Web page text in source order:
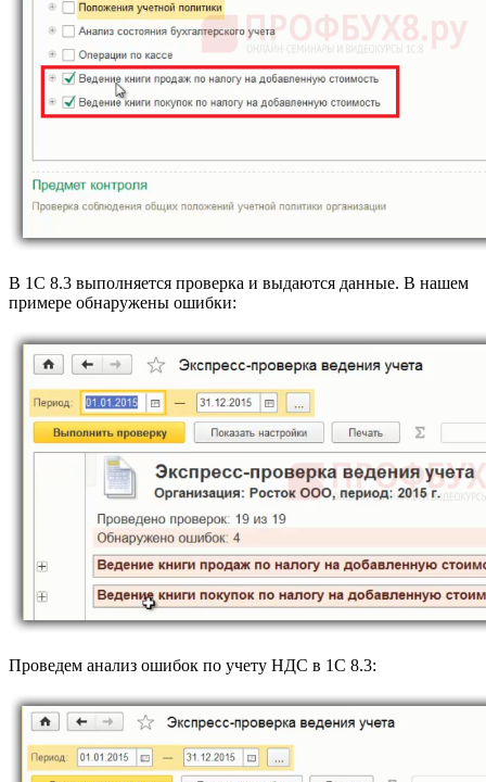
В 1С 8.3 выполняется проверка и выдаются данные. В нашем
примере обнаружены ошибки:
Проведем анализ ошибок по учету НДС в 1С 8.3: